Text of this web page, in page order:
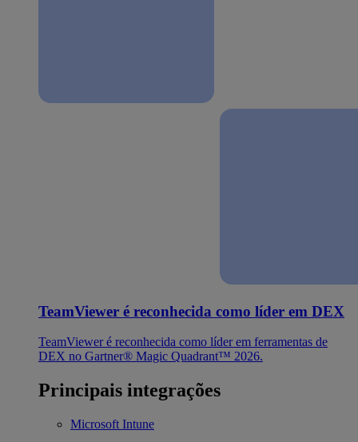
TeamViewer é reconhecida como líder em DEX
TeamViewer é reconhecida como líder em ferramentas de
DEX no Gartner® Magic Quadrant™ 2026.
Principais integrações
Microsoft Intune